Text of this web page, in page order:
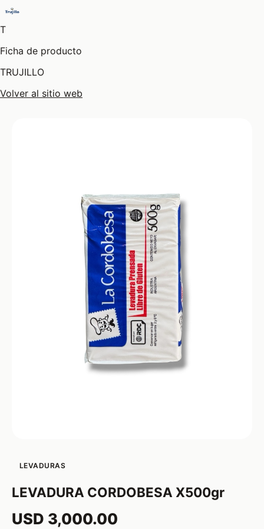
T
Ficha de producto
TRUJILLO
Volver al sitio web
LEVADURAS
LEVADURA CORDOBESA X500gr
USD 3,000.00